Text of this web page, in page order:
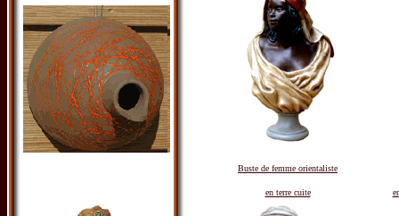
Buste de femme orientaliste
en terre cuite